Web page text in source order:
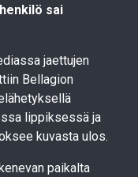
sai
jaettujen
Bellagion
lippiksessä ja
kuvasta ulos.
paikalta